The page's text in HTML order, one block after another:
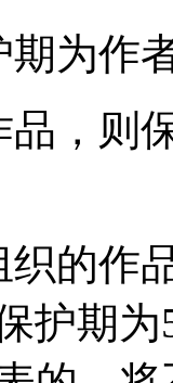
期为作
，则
的作
护期